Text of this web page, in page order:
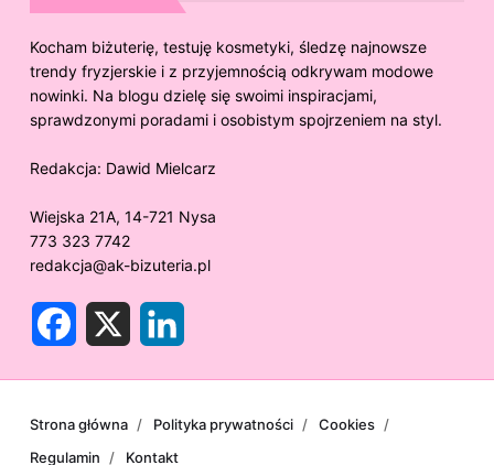
Kocham biżuterię, testuję kosmetyki, śledzę najnowsze
trendy fryzjerskie i z przyjemnością odkrywam modowe
nowinki. Na blogu dzielę się swoimi inspiracjami,
sprawdzonymi poradami i osobistym spojrzeniem na styl.
Redakcja: Dawid Mielcarz
Wiejska 21A, 14-721 Nysa
773 323 7742
redakcja@ak-bizuteria.pl
b
k
e
n
Strona główna Polityka prywatności
Cookies
Regulamin
Kontakt